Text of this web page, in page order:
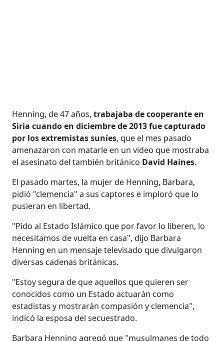
Henning, de 47 años,trabajaba de cooperante en
Siria cuando en diciembre de 2013 fue capturado
por los extremistas suníes, que el mes pasado
amenazaron con matarle en un video que mostraba
el asesinato del también británico David Haines.
El pasado martes, la mujer de Henning, Barbara,
pidió "clemencia" a sus captores e imploró que lo
pusieran en libertad.
"Pido al Estado Islámico que por favor lo liberen, lo
necesitamos de vuelta en casa", dijo Barbara
Henning en un mensaje televisado que divulgaron
diversas cadenas británicas.
"Estoy segura de que aquellos que quieren ser
conocidos como un Estado actuarán como
estadistas y mostrarán compasión y clemencia",
indicó la esposa del secuestrado.
Barbara Henning agregó que "musulmanes de todo